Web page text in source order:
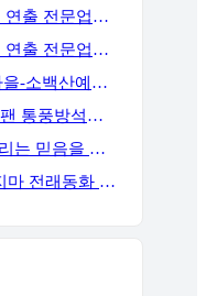
불꽃놀이, 낙화놀이 연출 전문업체 세홍SFC 입니다
불꽃놀이, 낙화놀이 연출 전문업체 세홍SFC 입니다
[행정안전부-청년마을-소백산예술촌] 무료 주말 기획자 과정
2026년 신형 카픽 4팬 통풍방석｜차량·가정 겸용 자동 착석감지 통풍방석
✨오픈마켓 리뷰 관리는 믿음을 주는 곳에서 진행해야 합니다✨
[질병관리청] 아프지마 전래동화 혹부리영감 이벤트